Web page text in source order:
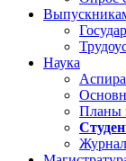
Наука
Планы